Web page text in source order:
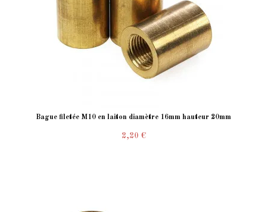
Bague filetée M10 en laiton diamètre 16mm hauteur 20mm
2,20 €